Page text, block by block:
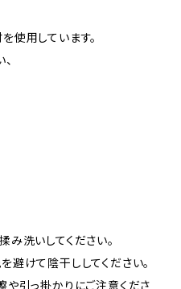
使用しています。
み洗いしてください。
避けて陰干ししてください。
や引っ掛かりにご注意くださ